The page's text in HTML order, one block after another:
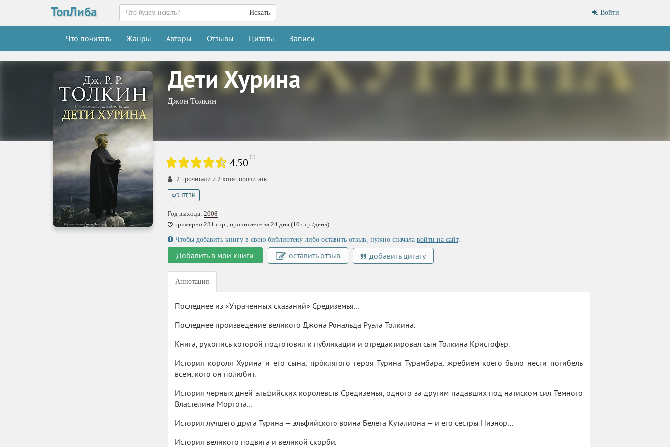
ТопЛиба Войти
Искать
Что почитать Жанры Авторы Отзывы Цитаты Записи
Дети Хурина
Джон Толкин
4.50 (2)
2 прочитали и 2 хотят прочитать
ФЭНТЕЗИ
Год выхода: 2008
примерно 231 стр., прочитаете за 24 дня (10 стр./день)
Чтобы добавить книгу в свою библиотеку либо оставить отзыв, нужно сначала войти на сайт.
Добавить в мои книги оставить отзыв добавить цитату
Аннотация
Последнее из «Утраченных сказаний» Средиземья…
Последнее произведение великого Джона Рональда Руэла Толкина.
Книга, рукопись которой подготовил к публикации и отредактировал сын Толкина Кристофер.
История короля Хурина и его сына, прóклятого героя Турина Турамбара, жребием коего было нести погибель
всем, кого он полюбит.
История черных дней эльфийских королевств Средиземья, одного за другим падавших под натиском сил Темного
Властелина Моргота…
История лучшего друга Турина — эльфийского воина Белега Куталиона — и его сестры Ниэнор…
История великого подвига и великой скорби.